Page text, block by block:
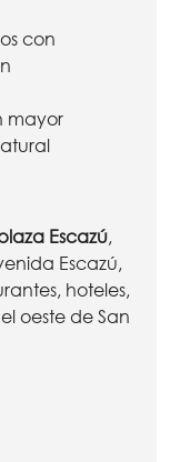
con
mayor
Escazú,
Escazú,
hoteles,
oeste de San